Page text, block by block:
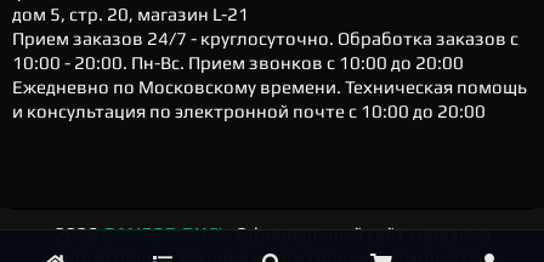
дом 5, стр. 20, магазин L-21
Прием заказов 24/7 - круглосуточно. Обработка заказов с
10:00 - 20:00. Пн-Вс. Прием звонков с 10:00 до 20:00
Ежедневно по Московскому времени. Техническая помощь
и консультация по электронной почте с 10:00 до 20:00
2026GANSOR.RU ™- Официальный сайт магазина
компьютерной техники и электроники. Компьютеры